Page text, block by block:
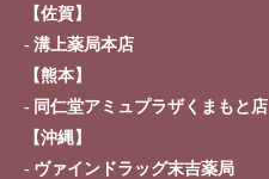
【佐賀】
溝上薬局本店
【熊本】
同仁堂アミュプラザくまもと店
【沖縄】
ヴァインドラッグ末吉薬局